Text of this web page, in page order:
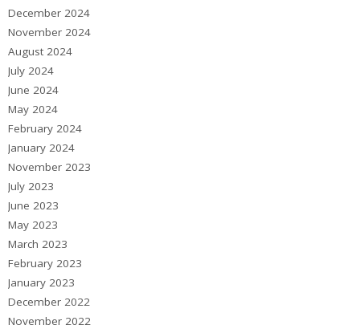
December 2024
November 2024
August 2024
July 2024
June 2024
May 2024
February 2024
January 2024
November 2023
July 2023
June 2023
May 2023
March 2023
February 2023
January 2023
December 2022
November 2022